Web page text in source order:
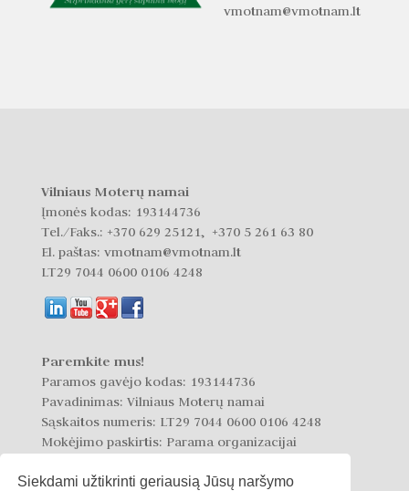
Siekdami užtikrinti geriausią Jūsų naršymo
vmotnam@vmotnam.lt
Vilniaus Moterų namai
Įmonės kodas: 193144736
Tel./Faks.: +370 629 25121, +370 5 261 63 80
El. paštas: vmotnam@vmotnam.lt
LT29 7044 0600 0106 4248
Paremkite mus!
Paramos gavėjo kodas: 193144736
Pavadinimas: Vilniaus Moterų namai
Sąskaitos numeris: LT29 7044 0600 0106 4248
Mokėjimo paskirtis: Parama organizacijai